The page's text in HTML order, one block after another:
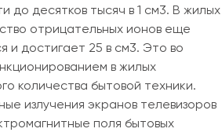
до десятков тысяч в 1 см3. В жилых
отрицательных ионов еще
и достигает 25 в см3. Это во
в жилых
количества бытовой техники.
излучения экранов телевизоров
поля бытовых